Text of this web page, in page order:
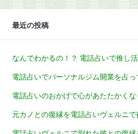
最近の投稿
なんでわかるの！？ 電話占いで推し
電話占いでパーソナルジム開業を占っ
電話占いのおかげで心があたたかくな
元カノとの復縁を電話占いヴェルニ